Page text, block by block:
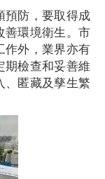
預防，要取得成
善環境衛生。市
作外，業界亦有
期檢查和妥善維
、匿藏及孳生繁